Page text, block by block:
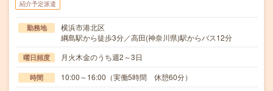
紹介予定派遣
勤務地
横浜市港北区
綱島駅から徒歩3分／高田(神奈川県)駅からバス12分
曜日頻度 月火木金のうち週2～3日
時間 10:00～16:00（実働5時間 休憩60分）